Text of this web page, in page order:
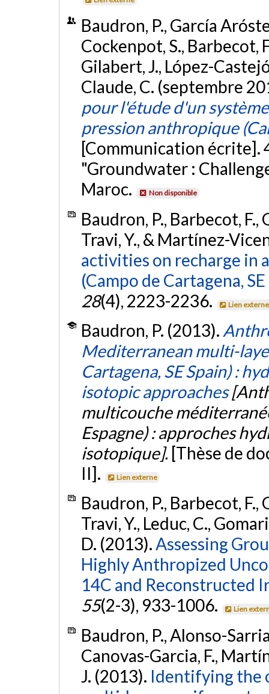
Baudron, P., García
Cockenpot, S., Barbecot,
Gilabert, J., López-
Claude, C. (septembre
pour l'étude d'un
pression anthropique
[Communication écrite].
"Groundwater :
Maroc.
Non disponible
Baudron, P., Barbecot, F.,
Travi, Y., & Martínez-
activities on recharge in
(Campo de Cartagena,
28(4), 2223-2236. Lien externe
Baudron, P. (2013).
Mediterranean multi-
Cartagena, SE Spain) :
isotopic approaches
multicouche
Espagne) : approches
isotopique]. [Thèse de
II].
Lien externe
Baudron, P., Barbecot, F.,
Travi, Y., Leduc, C.,
D. (2013).Assessing
Highly Anthropized
14C and Reconstructed
55(2-3), 933-1006. Lien
Baudron, P., Alonso-
Canovas-Garcia, F.,
J. (2013). Identifying the